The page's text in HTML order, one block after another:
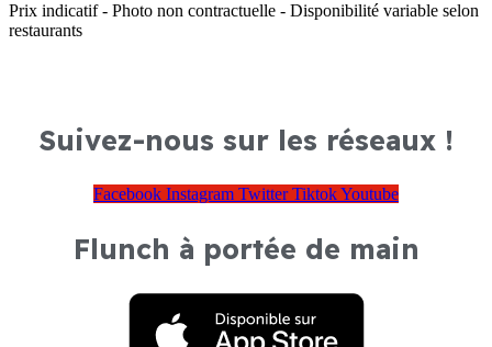
Prix indicatif - Photo non contractuelle - Disponibilité variable selon
restaurants
Suivez-nous sur les réseaux !
Facebook Instagram Twitter TiktokYoutube
Flunch à portée de main